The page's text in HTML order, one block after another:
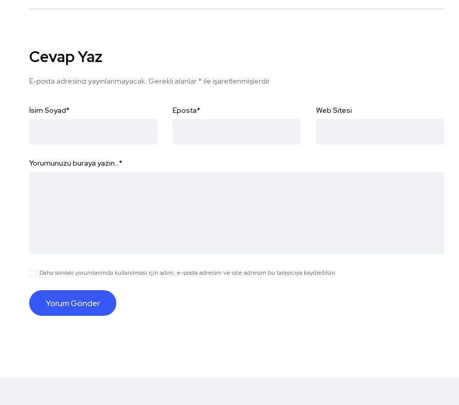
Cevap Yaz
E-posta adresiniz yayınlanmayacak. Gerekli alanlar * ile işaretlenmişlerdir
İsim Soyad* Eposta* Web Sitesi
Yorumunuzu buraya yazın...*
Daha sonraki yorumlarımda kullanılması için adım, e-posta adresim ve site adresim bu tarayıcıya kaydedilsin.